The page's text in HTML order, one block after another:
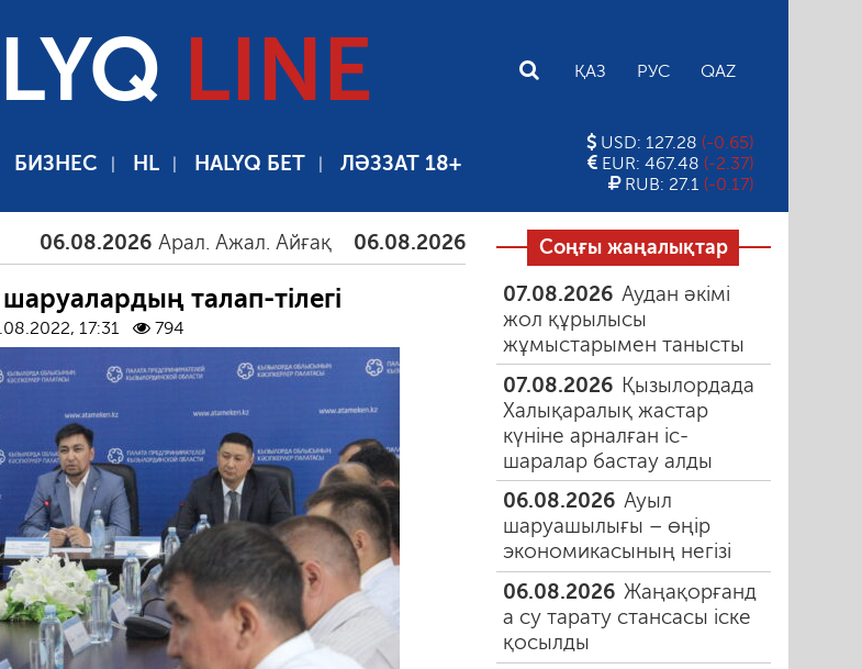
LINE ҚАЗ РУС QAZ
БИЗНЕС HL HALYQ БЕТ ЛӘЗЗАТ 18+
USD: 127.28 (-0.65)
EUR: 467.48 (-2.37)
RUB: 27.1 (-0.17)
Арал. Ажал. Айғақ 06.08.2026 Тамыздағы таңғы түтін 06.08.2026 Құмарлық
талап-тілегі
17:31 794
Соңғы жаңалықтар
07.08.2026 Аудан әкімі
жол құрылысы
жұмыстарымен танысты
07.08.2026 Қызылордада
Халықаралық жастар
күніне арналған іс-
шаралар бастау алды
06.08.2026 Ауыл
шаруашылығы – өңір
экономикасының негізі
06.08.2026 Жаңақорғанд
а су тарату стансасы іске
қосылды